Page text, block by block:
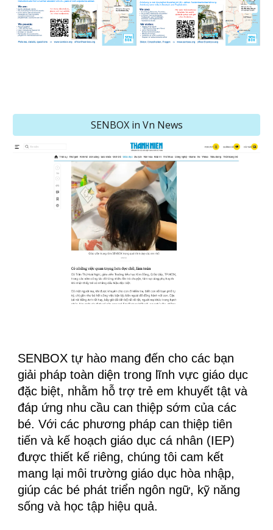
SENBOX in Vn News
SENBOX tự hào mang đến cho các bạn
giải pháp toàn diện trong lĩnh vực giáo dục
đặc biệt, nhằm hỗ trợ trẻ em khuyết tật và
đáp ứng nhu cầu can thiệp sớm của các
bé. Với các phương pháp can thiệp tiên
tiến và kế hoạch giáo dục cá nhân (IEP)
được thiết kế riêng, chúng tôi cam kết
mang lại môi trường giáo dục hòa nhập,
giúp các bé phát triển ngôn ngữ, kỹ năng
sống và học tập hiệu quả.